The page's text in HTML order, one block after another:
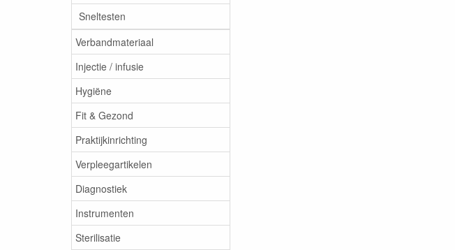
Sneltesten
Verbandmateriaal
Injectie / infusie
Hygiëne
Fit & Gezond
Praktijkinrichting
Verpleegartikelen
Diagnostiek
Instrumenten
Sterilisatie